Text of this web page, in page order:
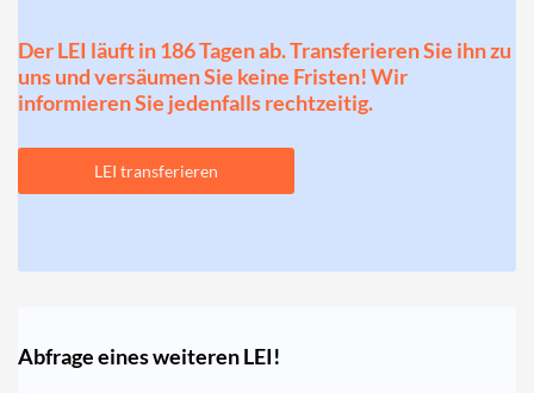
Der LEI läuft in 186 Tagen ab. Transferieren Sie ihn zu
uns und versäumen Sie keine Fristen! Wir
informieren Sie jedenfalls rechtzeitig.
LEI transferieren
Abfrage eines weiteren LEI!